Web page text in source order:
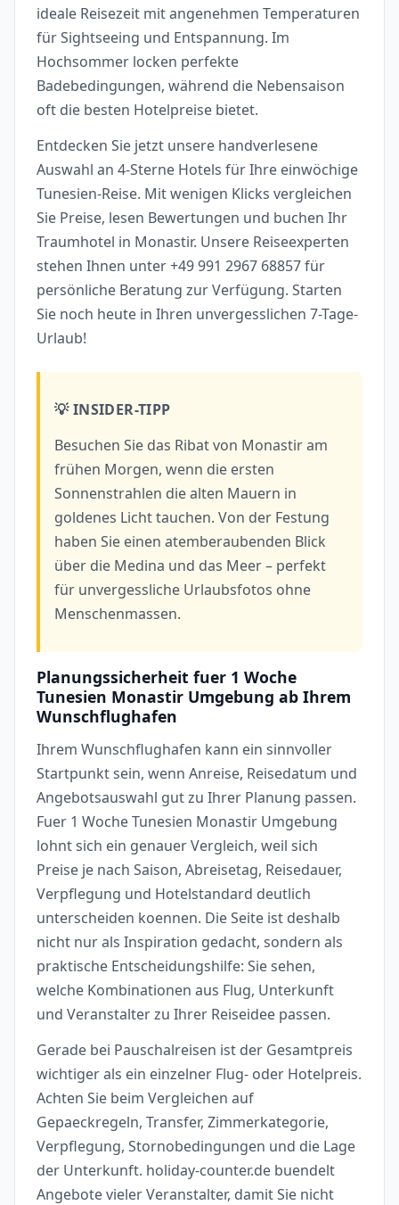
ideale Reisezeit mit angenehmen Temperaturen
für Sightseeing und Entspannung. Im
Hochsommer locken perfekte
Badebedingungen, während die Nebensaison
oft die besten Hotelpreise bietet.
Entdecken Sie jetzt unsere handverlesene
Auswahl an 4-Sterne Hotels für Ihre einwöchige
Tunesien-Reise. Mit wenigen Klicks vergleichen
Sie Preise, lesen Bewertungen und buchen Ihr
Traumhotel in Monastir. Unsere Reiseexperten
stehen Ihnen unter +49 991 2967 68857 für
persönliche Beratung zur Verfügung. Starten
Sie noch heute in Ihren unvergesslichen 7-Tage-
Urlaub!
💡 INSIDER-TIPP
Besuchen Sie das Ribat von Monastir am
frühen Morgen, wenn die ersten
Sonnenstrahlen die alten Mauern in
goldenes Licht tauchen. Von der Festung
haben Sie einen atemberaubenden Blick
über die Medina und das Meer – perfekt
für unvergessliche Urlaubsfotos ohne
Menschenmassen.
Planungssicherheit fuer 1 Woche
Tunesien Monastir Umgebung ab Ihrem
Wunschflughafen
Ihrem Wunschflughafen kann ein sinnvoller
Startpunkt sein, wenn Anreise, Reisedatum und
Angebotsauswahl gut zu Ihrer Planung passen.
Fuer 1 Woche Tunesien Monastir Umgebung
lohnt sich ein genauer Vergleich, weil sich
Preise je nach Saison, Abreisetag, Reisedauer,
Verpflegung und Hotelstandard deutlich
unterscheiden koennen. Die Seite ist deshalb
nicht nur als Inspiration gedacht, sondern als
praktische Entscheidungshilfe: Sie sehen,
welche Kombinationen aus Flug, Unterkunft
und Veranstalter zu Ihrer Reiseidee passen.
Gerade bei Pauschalreisen ist der Gesamtpreis
wichtiger als ein einzelner Flug- oder Hotelpreis.
Achten Sie beim Vergleichen auf
Gepaeckregeln, Transfer, Zimmerkategorie,
Verpflegung, Stornobedingungen und die Lage
der Unterkunft. holiday-counter.de buendelt
Angebote vieler Veranstalter, damit Sie nicht